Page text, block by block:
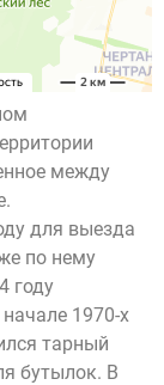
между
для выезда
по нему
году
1970-х
тарный
бутылок. В